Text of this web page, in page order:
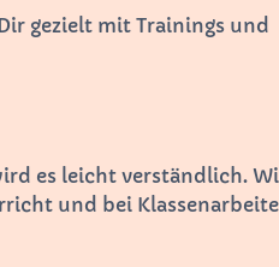
gezielt mit Trainings und
es leicht verständlich.
und bei